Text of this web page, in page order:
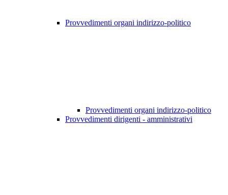
Provvedimenti organi indirizzo-politico
Provvedimenti organi indirizzo-politico
Provvedimenti dirigenti - amministrativi